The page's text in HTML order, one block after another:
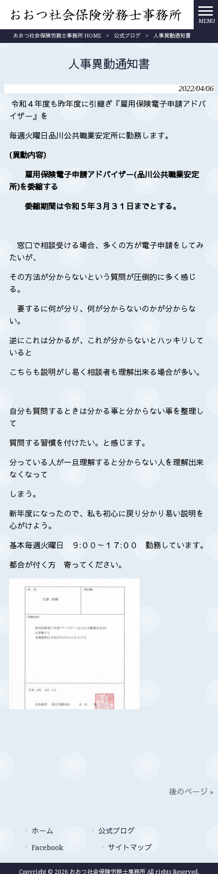
MENU
おおつ社会保険労務士事務所 HOME > 公式ブログ > 人事異動通知書
人事異動通知書
2022/04/06
令和４年度も昨年度に引継ぎ『雇用保険電子申請アドバ
イザー』を
毎週火曜日品川公共職業安定所に勤務します。
(異動内容)
雇用保険電子申請アドバイザー(品川公共職業安定
所)を委縮する
委縮期間は令和５年３月３１日までとする。
窓口で相談受ける場合、多くの方が電子申請をしてみ
たいが、
その方法が分からないという質問が圧倒的に多く感じ
る。
要するに何が分り、何が分からないのかが分からな
い。
逆にこれは分かるが、これが分からないとハッキリして
いると
こちらも説明がし易く相談者も理解出来る場合が多い。
自分も質問するときは分かる事と分からない事を整理し
て
質問する習慣を付けたい。と感じます。
分っている人が一旦理解すると分からない人を理解出来
なくなって
しまう。
新年度になったので、私も初心に戻り分かり易い説明を
心がけよう。
基本毎週火曜日 ９:００～１７:００ 勤務しています。
都合が付く方 寄ってください。
後のページ »
ホーム
公式ブログ
Facebook
サイトマップ
Copyright © 2026 おおつ社会保険労務士事務所 All rights Reserved.